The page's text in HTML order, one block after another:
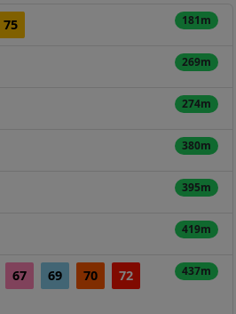
75 181m
269m
274m
380m
395m
419m
67 69 70
72
437m